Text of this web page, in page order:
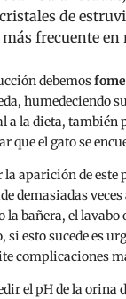
de
frecuente en
debemos
humedeciendo
a la dieta, también
que el gato se
aparición de este
demasiadas
bañera, el
si esto sucede es
complicaciones
el pH de la orina